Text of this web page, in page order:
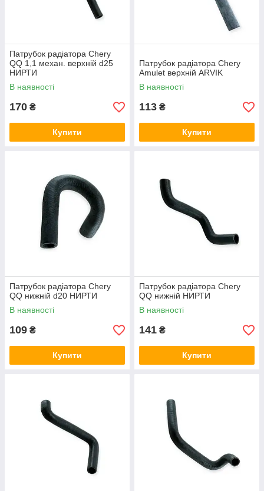
Патрубок радіатора Chery
QQ 1,1 механ. верхній d25
НИРТИ
В наявності
170 ₴
Купити
Патрубок радіатора Chery
Amulet верхній ARVIK
В наявності
113 ₴
Купити
Патрубок радіатора Chery
QQ нижній d20 НИРТИ
В наявності
109 ₴
Купити
Патрубок радіатора Chery
QQ нижній НИРТИ
В наявності
141 ₴
Купити